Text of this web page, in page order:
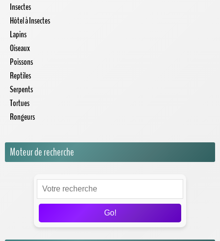
Insectes
Hôtel à Insectes
Lapins
Oiseaux
Poissons
Reptiles
Serpents
Tortues
Rongeurs
Moteur de recherche
Go!